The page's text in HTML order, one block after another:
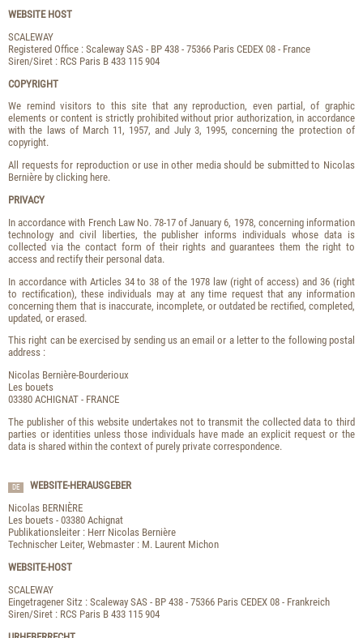
WEBSITE HOST
SCALEWAY
Registered Office : Scaleway SAS - BP 438 - 75366 Paris CEDEX 08 - France
Siren/Siret : RCS Paris B 433 115 904
COPYRIGHT
We remind visitors to this site that any reproduction, even partial, of graphic
elements or content is strictly prohibited without prior authorization, in accordance
with the laws of March 11, 1957, and July 3, 1995, concerning the protection of
copyright.
All requests for reproduction or use in other media should be submitted to Nicolas
Bernière by clicking here.
PRIVACY
In accordance with French Law No. 78-17 of January 6, 1978, concerning information
technology and civil liberties, the publisher informs individuals whose data is
collected via the contact form of their rights and guarantees them the right to
access and rectify their personal data.
In accordance with Articles 34 to 38 of the 1978 law (right of access) and 36 (right
to rectification), these individuals may at any time request that any information
concerning them that is inaccurate, incomplete, or outdated be rectified, completed,
updated, or erased.
This right can be exercised by sending us an email or a letter to the following postal
address :
Nicolas Bernière-Bourderioux
Les bouets
03380 ACHIGNAT - FRANCE
The publisher of this website undertakes not to transmit the collected data to third
parties or identities unless those individuals have made an explicit request or the
data is shared within the context of purely private correspondence.
DE
WEBSITE-HERAUSGEBER
Nicolas BERNIÈRE
Les bouets - 03380 Achignat
Publikationsleiter : Herr Nicolas Bernière
Technischer Leiter, Webmaster : M. Laurent Michon
WEBSITE-HOST
SCALEWAY
Eingetragener Sitz : Scaleway SAS - BP 438 - 75366 Paris CEDEX 08 - Frankreich
Siren/Siret : RCS Paris B 433 115 904